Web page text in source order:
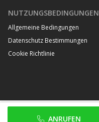
ANRUFEN
NUTZUNGSBEDINGUNGEN
Allgemeine Bedingungen
Datenschutz Bestimmungen
Cookie Richtlinie